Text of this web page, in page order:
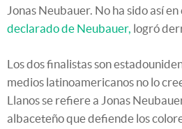
Jonas Neubauer. No ha sido así
declarado de Neubauer, logró
Los dos finalistas son
medios latinoamericanos no lo
Llanos se refiere a Jonas
albaceteño que defiende los